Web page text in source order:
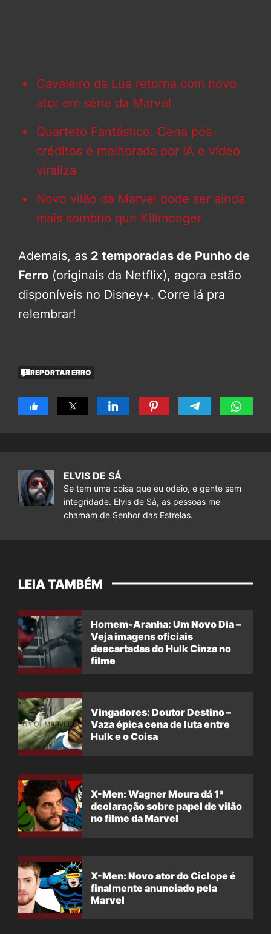
Cavaleiro da Lua retorna com novo
ator em série da Marvel
Quarteto Fantástico: Cena pós-
créditos é melhorada por IA e vídeo
viraliza
Novo vilão da Marvel pode ser ainda
mais sombrio que Killmonger
Ademais, as 2 temporadas de Punho de
Ferro (originais da Netflix), agora estão
disponíveis no Disney+. Corre lá pra
relembrar!
REPORTAR ERRO
ELVIS DE SÁ
Se tem uma coisa que eu odeio, é gente sem
integridade. Elvis de Sá, as pessoas me
chamam de Senhor das Estrelas.
LEIA TAMBÉM
Homem-Aranha: Um Novo Dia –
Veja imagens oficiais
descartadas do Hulk Cinza no
filme
Vingadores: Doutor Destino –
Vaza épica cena de luta entre
Hulk e o Coisa
X-Men: Wagner Moura dá 1ª
declaração sobre papel de vilão
no filme da Marvel
X-Men: Novo ator do Ciclope é
finalmente anunciado pela
Marvel